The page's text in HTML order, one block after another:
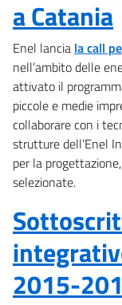
a Catania
Enel lancia la call
nell’ambito delle
attivato il
piccole e medie
collaborare con i
strutture dell’Enel
per la
selezionate.
2015-